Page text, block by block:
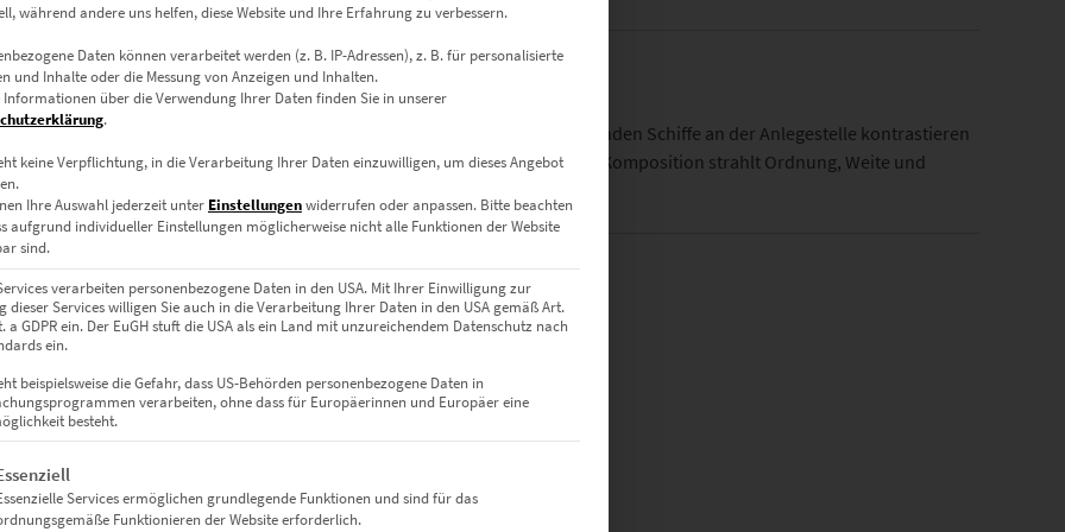
moderne Ikone
von Rotterdam in ein atmosphärisches Gesamtkunstwerk. Die ruhig liegenden Schiffe an der Anlegestelle kontrastieren
Punktuelle Lichtquellen schaffen eine faszinierende Tiefenwirkung. Die Komposition strahlt Ordnung, Weite und
Ruhe vereinen wollen.
& langlebig
während andere uns helfen, diese Website und Ihre Erfahrung zu verbessern.
Daten können verarbeitet werden (z. B. IP-Adressen), z. B. für personalisierte
und Inhalte oder die Messung von Anzeigen und Inhalten.
Informationen über die Verwendung Ihrer Daten finden Sie in unserer
.
keine Verpflichtung, in die Verarbeitung Ihrer Daten einzuwilligen, um dieses Angebot
Ihre Auswahl jederzeit unter Einstellungenwiderrufen oder anpassen. Bitte beachten
aufgrund individueller Einstellungen möglicherweise nicht alle Funktionen der Website
sind.
verarbeiten personenbezogene Daten in den USA. Mit Ihrer Einwilligung zur
dieser Services willigen Sie auch in die Verarbeitung Ihrer Daten in den USA gemäß Art.
a GDPR ein. Der EuGH stuft die USA als ein Land mit unzureichendem Datenschutz nach
ein.
beispielsweise die Gefahr, dass US-Behörden personenbezogene Daten in
verarbeiten, ohne dass für Europäerinnen und Europäer eine
besteht.
eine Liste der Service-Gruppen, für die eine Einwilligung erteilt werden kann. Die erste Service-Gruppe ist essenziell und kann nicht
Services ermöglichen grundlegende Funktionen und sind für das
Funktionieren der Website erforderlich.